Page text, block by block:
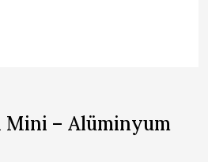
Mini – Alüminyum